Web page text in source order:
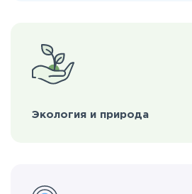
Экология и природа